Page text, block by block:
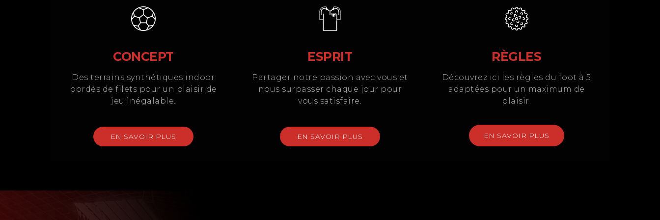
CONCEPT
Des terrains synthétiques indoor
bordés de filets pour un plaisir de
jeu inégalable.
EN SAVOIR PLUS
ESPRIT
Partager notre passion avec vous et
nous surpasser chaque jour pour
vous satisfaire.
EN SAVOIR PLUS
RÈGLES
Découvrez ici les règles du foot à 5
adaptées pour un maximum de
plaisir.
EN SAVOIR PLUS